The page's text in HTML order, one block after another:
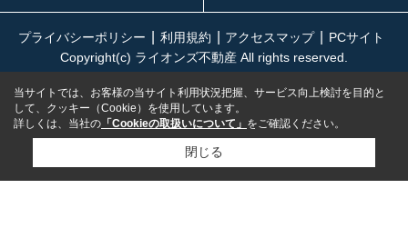
プライバシーポリシー 利用規約 アクセスマップ
PCサイト
Copyright(c) ライオンズ不動産 All rights reserved.
当サイトでは、お客様の当サイト利用状況把握、サービス向上検討を目的と
して、クッキー（Cookie）を使用しています。
詳しくは、当社の 「Cookieの取扱いについて」 をご確認ください。
閉じる